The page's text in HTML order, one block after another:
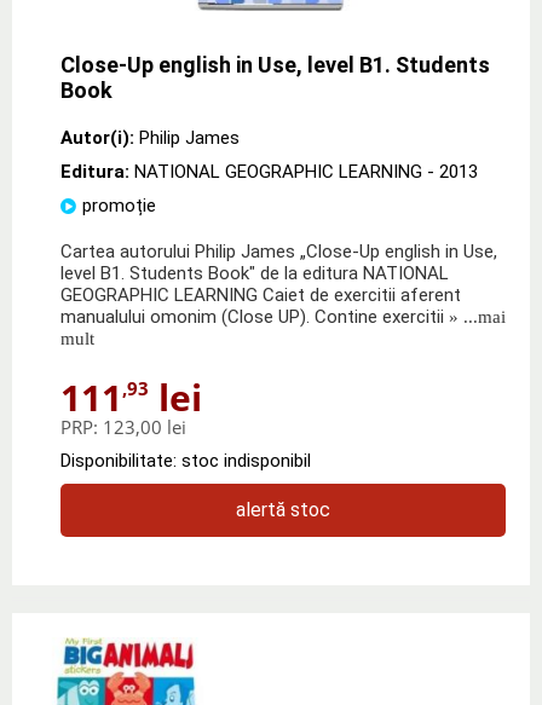
Close-Up english in Use, level B1. Students
Book
Autor(i): Philip James
Editura: NATIONAL GEOGRAPHIC LEARNING - 2013
promoție
Cartea autorului Philip James „Close-Up english in Use,
level B1. Students Book" de la editura NATIONAL
GEOGRAPHIC LEARNING Caiet de exercitii aferent
manualului omonim (Close UP). Contine exercitii » ...mai
mult
111 ,93 lei
PRP: 123,00 lei
Disponibilitate: stoc indisponibil
alertă stoc